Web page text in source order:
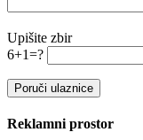
Upišite zbir
6+1=?
Reklamni prostor